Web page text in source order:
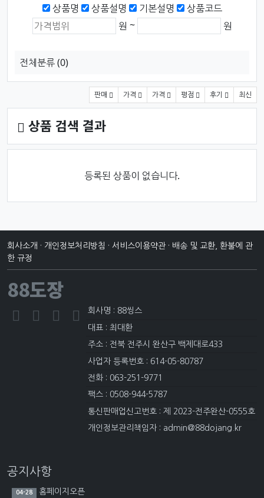
검색범위
상품명 상품설명 기본설명
상품코드
상품가격 (원)
최소 가격 원 ~ 원
전체분류(0)
판매 가격 가격 평점 후기 최신
상품 검색 결과
등록된 상품이 없습니다.
회사소개 · 개인정보처리방침 · 서비스이용약관 · 배송 및 교환, 환불에 관
한 규정
88도장
회사명 : 88씽스
대표 : 최대환
주소 : 전북 전주시 완산구 백제대로433
사업자 등록번호 : 614-05-80787
전화 : 063-251-9771
팩스 : 0508-944-5787
통신판매업신고번호 : 제 2023-전주완산-0555호
개인정보관리책임자 : admin@88dojang.kr
공지사항
04-28 홈페이지오픈